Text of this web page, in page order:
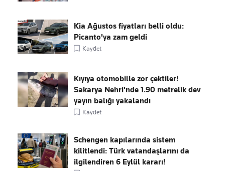
Kia Ağustos fiyatları belli oldu:
Picanto'ya zam geldi
Kaydet
Kıyıya otomobille zor çektiler!
Sakarya Nehri'nde 1.90 metrelik dev
yayın balığı yakalandı
Kaydet
Schengen kapılarında sistem
kilitlendi: Türk vatandaşlarını da
ilgilendiren 6 Eylül kararı!